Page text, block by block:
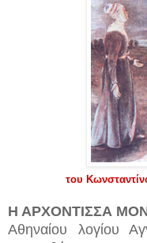
του
Η ΑΡΧΟΝΤΙΣΣΑ
Αθηναίου λογίου